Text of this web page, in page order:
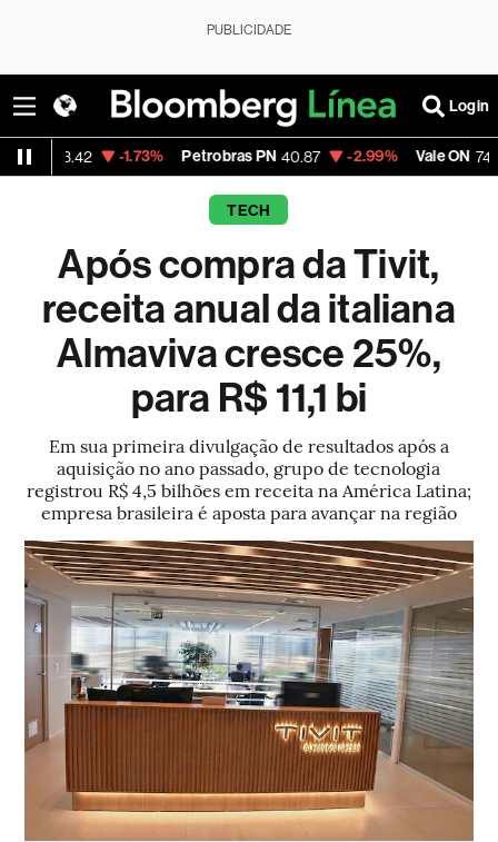
PUBLICIDADE
Login
-1.73% Petrobras PN 40.87 -2.99% Vale ON 74.97 -
TECH
Após compra da Tivit,
receita anual da italiana
Almaviva cresce 25%,
para R$ 11,1 bi
Em sua primeira divulgação de resultados após a
aquisição no ano passado, grupo de tecnologia
registrou R$ 4,5 bilhões em receita na América Latina;
empresa brasileira é aposta para avançar na região